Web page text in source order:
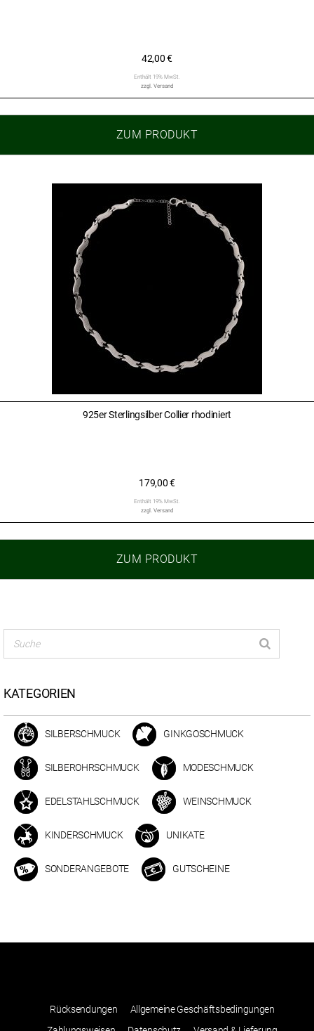
42,00€
Enthält 19% MwSt.
zzgl. Versand
ZUM PRODUKT
925er Sterlingsilber Collier rhodiniert
179,00€
Enthält 19% MwSt.
zzgl. Versand
ZUM PRODUKT
KATEGORIEN
SILBERSCHMUCK GINKGOSCHMUCK
SILBEROHRSCHMUCK MODESCHMUCK
EDELSTAHLSCHMUCK WEINSCHMUCK
KINDERSCHMUCK UNIKATE
SONDERANGEBOTE GUTSCHEINE
Rücksendungen
Allgemeine Geschäftsbedingungen